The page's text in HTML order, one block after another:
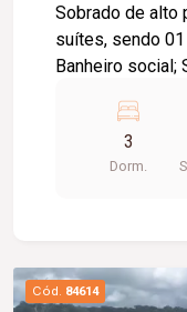
Sobrado de alto padrão. O
suítes, sendo
Banheiro social;
Churrasqueira
independente
vagas de garagem; Diferenciais:
e integração
para
3
Dorm.
Cód. 84614